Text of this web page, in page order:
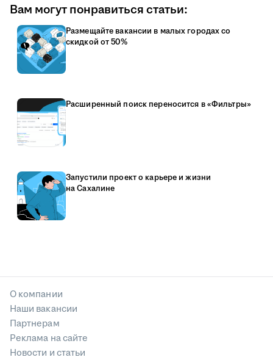
Вам могут понравиться статьи:
Размещайте вакансии в малых городах со
скидкой от 50%
Расширенный поиск переносится в «Фильтры»
Запустили проект о карьере и жизни
на Сахалине
О компании
Наши вакансии
Партнерам
Реклама на сайте
Новости и статьи